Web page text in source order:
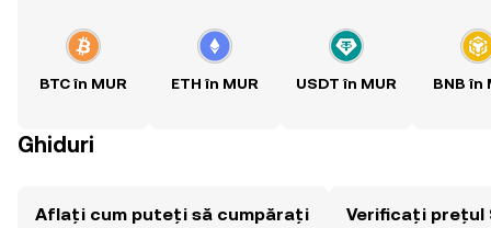
BTC în MUR ETH în MUR USDT în MUR BNB în
Ghiduri
Aflați cum puteți să cumpărați
Verificați prețul